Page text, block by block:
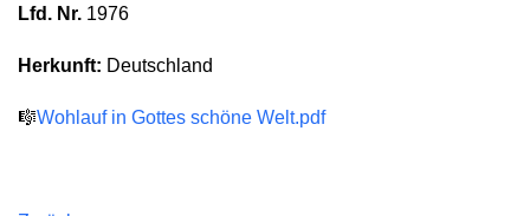
Lfd. Nr. 1976
Herkunft: Deutschland
🎼Wohlauf in Gottes schöne Welt.pdf